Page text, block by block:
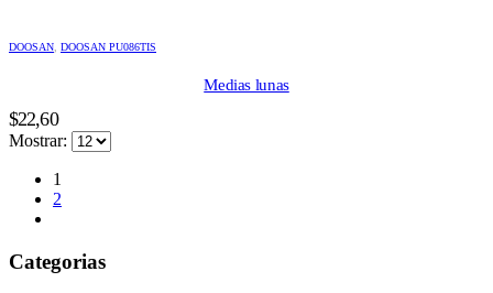
DOOSAN DOOSAN PU086TIS
Medias lunas
$22,60
Mostrar:
1
2
Categorias